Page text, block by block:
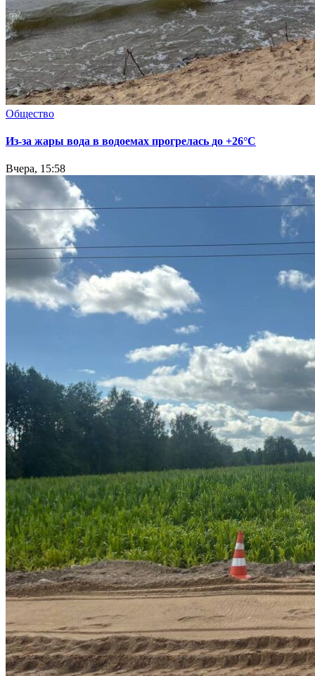
Общество
Из-за жары вода в водоемах прогрелась до +26°C
Вчера, 15:58